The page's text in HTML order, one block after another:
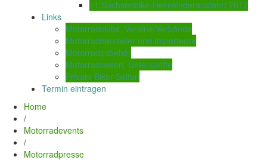
11.Sachsenbike-Heimkinderausfahrt 2012
Links
Motorradclubs, Vereine/Verbände
Motorradhersteller und Importeure
Motorradzubehör
Motorradreisen, Unterkünfte
Private Biker-Seiten
Termin eintragen
Home
/
Motorradevents
/
Motorradpresse